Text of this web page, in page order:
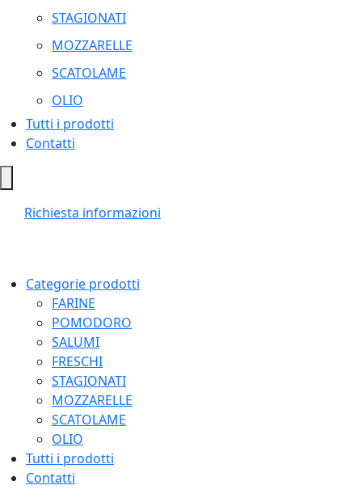
STAGIONATI
MOZZARELLE
SCATOLAME
OLIO
Tutti i prodotti
Contatti
Richiesta informazioni
Categorie prodotti
FARINE
POMODORO
SALUMI
FRESCHI
STAGIONATI
MOZZARELLE
SCATOLAME
OLIO
Tutti i prodotti
Contatti